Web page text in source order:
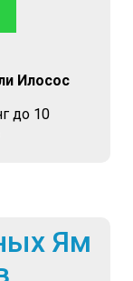
Илосос
до 10
Ям